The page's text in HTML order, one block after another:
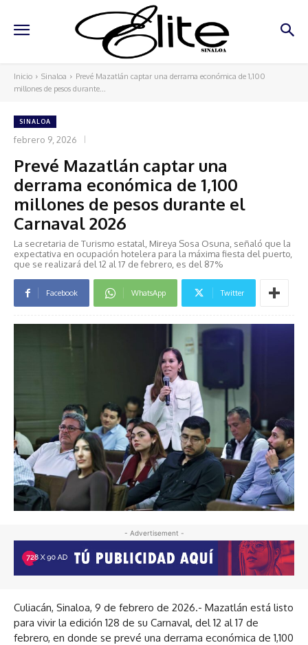
Inicio Sinaloa
Prevé Mazatlán captar una derrama económica de 1,100
millones de pesos durante...
SINALOA
febrero 9, 2026
Prevé Mazatlán captar una
derrama económica de 1,100
millones de pesos durante el
Carnaval 2026
La secretaria de Turismo estatal, Mireya Sosa Osuna, señaló que la
expectativa en ocupación hotelera para la máxima fiesta del puerto,
que se realizará del 12 al 17 de febrero, es del 87%
Facebook WhatsApp Twitter
- Advertisement -
Culiacán, Sinaloa, 9 de febrero de 2026.- Mazatlán está listo
para vivir la edición 128 de su Carnaval, del 12 al 17 de
febrero, en donde se prevé una derrama económica de 1,100